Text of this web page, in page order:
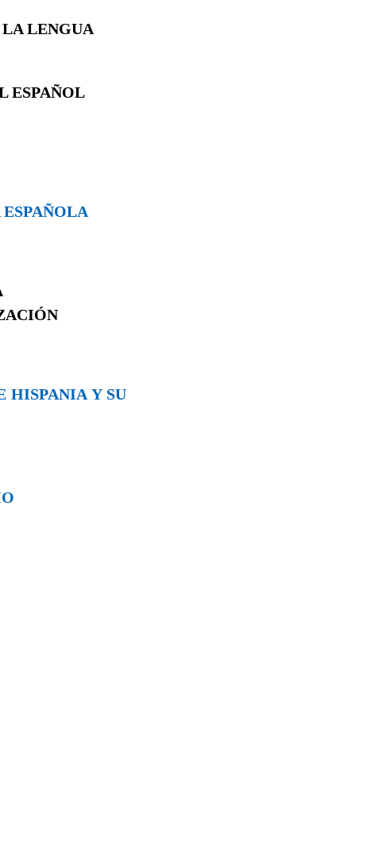
LENGUA
ESPAÑOL
HISPANIA Y SU